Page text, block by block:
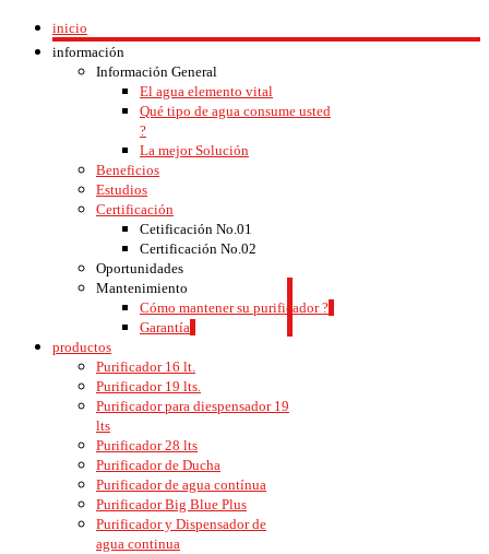
inicio
información
Información General
El agua elemento vital
Qué tipo de agua consume usted
?
La mejor Solución
Beneficios
Estudios
Certificación
Cetificación No.01
Certificación No.02
Oportunidades
Mantenimiento
Cómo mantener su purificador ?
Garantía
productos
Purificador 16 lt.
Purificador 19 lts.
Purificador para diespensador 19
lts
Purificador 28 lts
Purificador de Ducha
Purificador de agua contínua
Purificador Big Blue Plus
Purificador y Dispensador de
agua continua